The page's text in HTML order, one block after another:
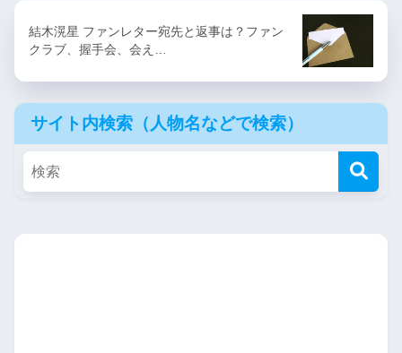
結木滉星 ファンレター宛先と返事は？ファン
クラブ、握手会、会え…
サイト内検索（人物名などで検索）